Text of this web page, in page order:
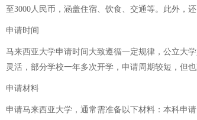
至3000人民币，涵盖住宿、饮食、交通等。此外，
申请时间
马来西亚大学申请时间大致遵循一定规律，公立大
灵活，部分学校一年多次开学，申请周期较短，但也
申请材料
申请马来西亚大学，通常需准备以下材料：本科申